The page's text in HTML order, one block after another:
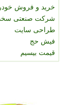
خرید و فروش
شرکت صنعتی
طراحی سایت
فیش حج
قیمت بیسیم